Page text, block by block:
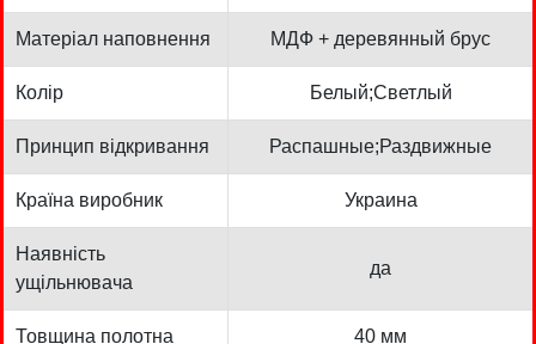
Матеріал наповнення МДФ + деревянный брус
Колір Белый;Светлый
Принцип відкривання Распашные;Раздвижные
Країна виробник Украина
Наявність
ущільнювача
да
Товщина полотна 40 мм